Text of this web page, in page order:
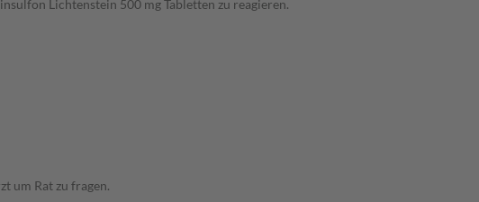
Lichtenstein 500 mg Tabletten zu reagieren.
um Rat zu fragen.